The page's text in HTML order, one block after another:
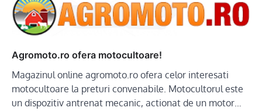
Agromoto.ro ofera motocultoare!
Magazinul online agromoto.ro ofera celor interesati
motocultoare la preturi convenabile. Motocultorul este
un dispozitiv antrenat mecanic, actionat de un motor…